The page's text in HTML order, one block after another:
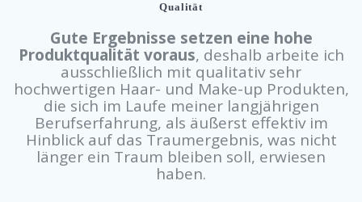
Qualität
Gute Ergebnisse setzen eine hohe
Produktqualität voraus, deshalb arbeite ich
ausschließlich mit qualitativ sehr
hochwertigen Haar- und Make-up Produkten,
die sich im Laufe meiner langjährigen
Berufserfahrung, als äußerst effektiv im
Hinblick auf das Traumergebnis, was nicht
länger ein Traum bleiben soll, erwiesen
haben.